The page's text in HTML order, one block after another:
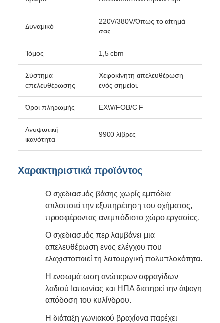
Δυναμικό
220V/380V/Όπως το αίτημά
σας
Τόμος 1,5 cbm
Σύστημα
απελευθέρωσης
Χειροκίνητη απελευθέρωση
ενός σημείου
Όροι πληρωμής EXW/FOB/CIF
Ανυψωτική
ικανότητα
9900 λίβρες
Χαρακτηριστικά προϊόντος
Ο σχεδιασμός βάσης χωρίς εμπόδια
απλοποιεί την εξυπηρέτηση του οχήματος,
προσφέροντας ανεμπόδιστο χώρο εργασίας.
Ο σχεδιασμός περιλαμβάνει μια
απελευθέρωση ενός ελέγχου που
ελαχιστοποιεί τη λειτουργική πολυπλοκότητα.
Η ενσωμάτωση ανώτερων σφραγίδων
λαδιού Ιαπωνίας και ΗΠΑ διατηρεί την άψογη
απόδοση του κυλίνδρου.
Η διάταξη γωνιακού βραχίονα παρέχει